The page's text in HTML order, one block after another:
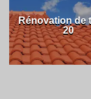
Rénovation de
20